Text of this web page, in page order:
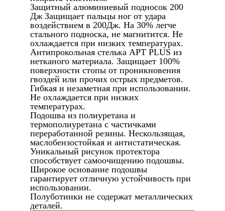
Защитный алюминиевый подносок 200
Дж Защищает пальцы ног от удара
воздействием в 200Дж. На 30% легче
стального подноска, не магнитится. Не
охлаждается при низких температурах.
Антипрокольная стелька APT PLUS из
нетканого материала. Защищает 100%
поверхности стопы от проникновения
гвоздей или прочих острых предметов.
Гибкая и незаметная при использовании.
Не охлаждается при низких
температурах.
Подошва из полиуретана и
термополиуретана с частичками
переработанной резины. Нескользящая,
маслобензостойкая и антистатическая.
Уникальный рисунок протектора
способствует самоочищению подошвы.
Широкое основание подошвы
гарантирует отличную устойчивость при
использовании.
Полуботинки не содержат металлических
деталей.